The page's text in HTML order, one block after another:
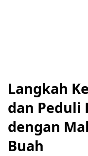
Langkah
dan Peduli
dengan
Buah